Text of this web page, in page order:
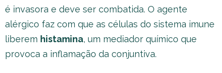
é invasora e deve ser combatida. O agente
alérgico faz com que as células do sistema imune
liberem histamina, um mediador químico que
provoca a inflamação da conjuntiva.